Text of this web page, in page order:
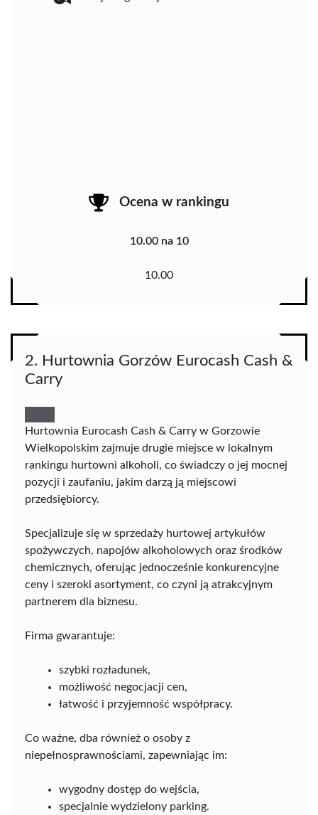
Ocena w rankingu
10.00 na 10
10.00
2. Hurtownia Gorzów Eurocash Cash &
Carry
Hurtownia Eurocash Cash & Carry w Gorzowie
Wielkopolskim zajmuje drugie miejsce w lokalnym
rankingu hurtowni alkoholi, co świadczy o jej mocnej
pozycji i zaufaniu, jakim darzą ją miejscowi
przedsiębiorcy.
Specjalizuje się w sprzedaży hurtowej artykułów
spożywczych, napojów alkoholowych oraz środków
chemicznych, oferując jednocześnie konkurencyjne
ceny i szeroki asortyment, co czyni ją atrakcyjnym
partnerem dla biznesu.
Firma gwarantuje:
szybki rozładunek,
możliwość negocjacji cen,
łatwość i przyjemność współpracy.
Co ważne, dba również o osoby z
niepełnosprawnościami, zapewniając im:
wygodny dostęp do wejścia,
specjalnie wydzielony parking.